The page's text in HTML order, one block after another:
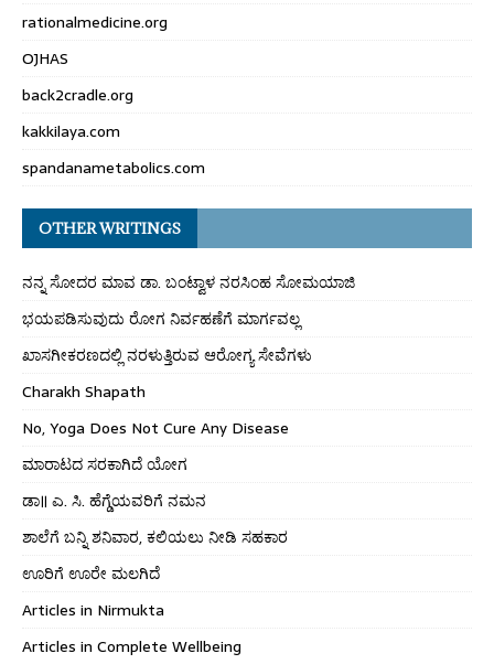
rationalmedicine.org
OJHAS
back2cradle.org
kakkilaya.com
spandanametabolics.com
OTHER WRITINGS
ನನ್ನ ಸೋದರ ಮಾವ ಡಾ. ಬಂಟ್ವಾಳ ನರಸಿಂಹ ಸೋಮಯಾಜಿ
ಭಯಪಡಿಸುವುದು ರೋಗ ನಿರ್ವಹಣೆಗೆ ಮಾರ್ಗವಲ್ಲ
ಖಾಸಗೀಕರಣದಲ್ಲಿ ನರಳುತ್ತಿರುವ ಆರೋಗ್ಯ ಸೇವೆಗಳು
Charakh Shapath
No, Yoga Does Not Cure Any Disease
ಮಾರಾಟದ ಸರಕಾಗಿದೆ ಯೋಗ
ಡಾ॥ ಎ. ಸಿ. ಹೆಗ್ಡೆಯವರಿಗೆ ನಮನ
ಶಾಲೆಗೆ ಬನ್ನಿ ಶನಿವಾರ, ಕಲಿಯಲು ನೀಡಿ ಸಹಕಾರ
ಊರಿಗೆ ಊರೇ ಮಲಗಿದೆ
Articles in Nirmukta
Articles in Complete Wellbeing